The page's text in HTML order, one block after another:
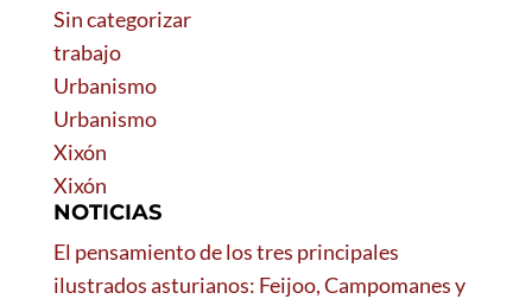
Sin categorizar
trabajo
Urbanismo
Urbanismo
Xixón
Xixón
NOTICIAS
El pensamiento de los tres principales
ilustrados asturianos: Feijoo, Campomanes y